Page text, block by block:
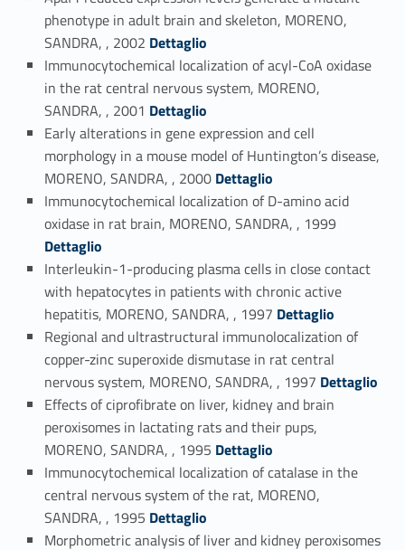
phenotype in adult brain and skeleton, MORENO,
SANDRA, , 2002 Link identifier #identifier_person_152948-78
Dettaglio
Immunocytochemical localization of acyl-CoA oxidase
in the rat central nervous system, MORENO,
SANDRA, , 2001 Link identifier #identifier_person_41386-79
Dettaglio
Early alterations in gene expression and cell
morphology in a mouse model of Huntington’s disease,
MORENO, SANDRA, , 2000 Link identifier #identifier_person_190362-80
Dettaglio
Immunocytochemical localization of D-amino acid
oxidase in rat brain, MORENO, SANDRA, , 1999
Dettaglio
Interleukin-1-producing plasma cells in close contact
with hepatocytes in patients with chronic active
hepatitis, MORENO, SANDRA, , 1997 Link identifier #identifier_person_151947-82
Dettaglio
Regional and ultrastructural immunolocalization of
copper-zinc superoxide dismutase in rat central
nervous system, MORENO, SANDRA, , 1997 Link identifier #identifier_person_98145-83
Dettaglio
Effects of ciprofibrate on liver, kidney and brain
peroxisomes in lactating rats and their pups,
MORENO, SANDRA, , 1995 Link identifier #identifier_person_66977-84
Dettaglio
Immunocytochemical localization of catalase in the
central nervous system of the rat, MORENO,
SANDRA, , 1995 Link identifier #identifier_person_60653-85
Dettaglio
Morphometric analysis of liver and kidney peroxisomes